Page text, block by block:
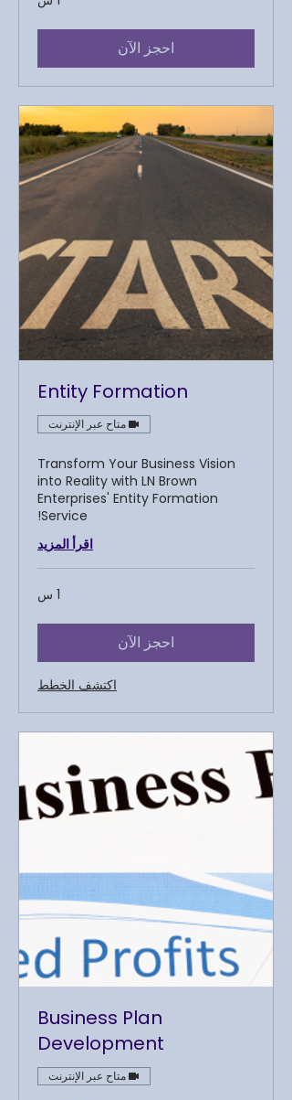
احجز الآن
Entity Formation
متاح عبر الإنترنت
Transform Your Business Vision
into Reality with LN Brown
Enterprises' Entity Formation
Service!
اقرأ المزيد
1 س
احجز الآن
اكتشف الخطط
Business Plan
Development
متاح عبر الإنترنت